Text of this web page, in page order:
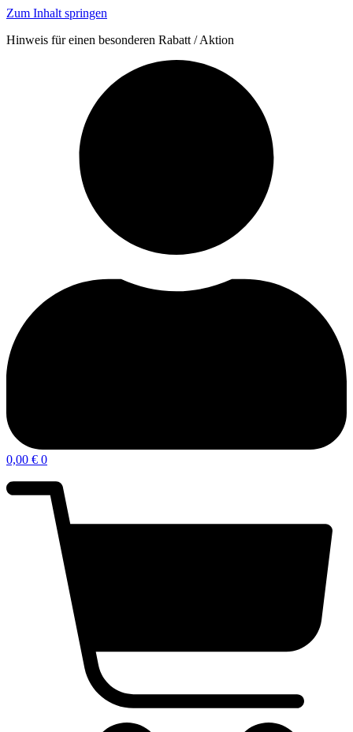
Zum Inhalt springen
Hinweis für einen besonderen Rabatt / Aktion
0,00 € 0